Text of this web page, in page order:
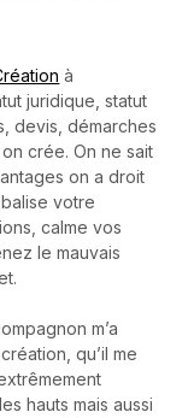
à
juridique, statut
devis, démarches
crée. On ne sait
on a droit
votre
calme vos
le mauvais
m’a
qu’il me
hauts mais aussi